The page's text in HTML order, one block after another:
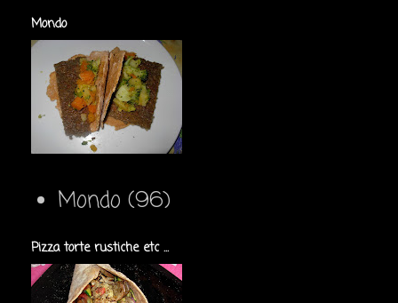
Mondo
Mondo (96)
Pizza torte rustiche etc ...